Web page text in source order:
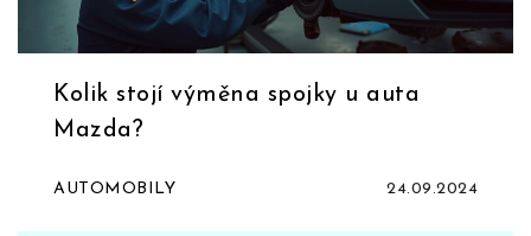
Kolik stojí výměna spojky u auta
Mazda?
AUTOMOBILY 24.09.2024